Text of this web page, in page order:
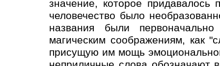
значение, которое придавалось
человечество было
названия были
магическим соображениям, как
присущую им мощь